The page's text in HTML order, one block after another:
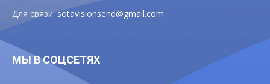
Для связи:sotavisionsend@gmail.com
МЫ В СОЦСЕТЯХ